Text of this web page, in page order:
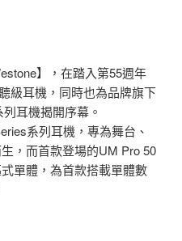
】，在踏入第55週年
級耳機，同時也為品牌旗下
耳機揭開序幕。
系列耳機，專為舞台、
，而首款登場的UM Pro 50
單體，為首款搭載單體數